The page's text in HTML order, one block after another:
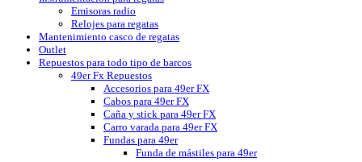
Emisoras radio
Relojes para regatas
Mantenimiento casco de regatas
Outlet
Repuestos para todo tipo de barcos
49er Fx Repuestos
Accesorios para 49er FX
Cabos para 49er FX
Caña y stick para 49er FX
Carro varada para 49er FX
Fundas para 49er
Funda de mástiles para 49er